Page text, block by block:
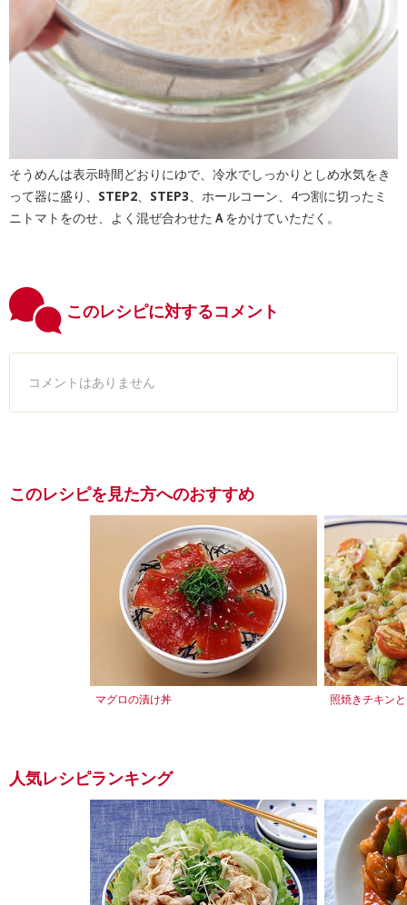
そうめんは表示時間どおりにゆで、冷水でしっかりとしめ水気をき
って器に盛り、 STEP2、 STEP3、ホールコーン、4つ割に切ったミ
ニトマトをのせ、よく混ぜ合わせた Ａをかけていただく。
このレシピに対するコメント
コメントはありません
このレシピを見た方へのおすすめ
マグロの漬け丼 照焼きチキン
人気レシピランキング